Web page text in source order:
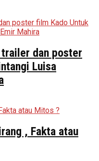
dan poster
Luisa
, Fakta atau